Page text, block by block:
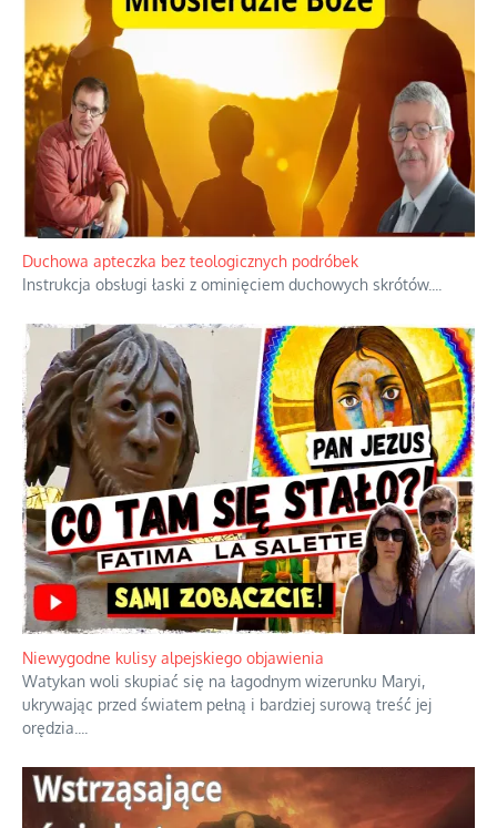
Duchowa apteczka bez teologicznych podróbek
Instrukcja obsługi łaski z ominięciem duchowych skrótów.
Niewygodne kulisy alpejskiego objawienia
Watykan woli skupiać się na łagodnym wizerunku Maryi,
ukrywając przed światem pełną i bardziej surową treść jej
orędzia.